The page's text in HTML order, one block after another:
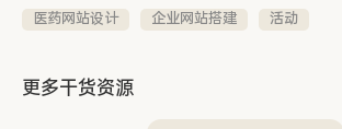
医药网站设计
企业网站搭建 活动
更多干货资源